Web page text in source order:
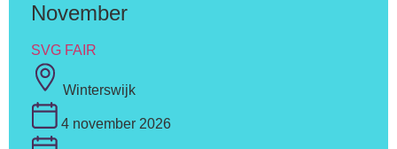
November
SVG FAIR
Winterswijk
4 november 2026